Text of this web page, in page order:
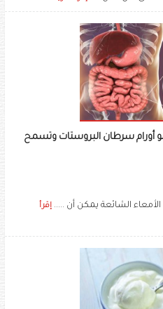
أورام سرطان البروستات وتسمح
الشائعة يمكن أن ..... إقرأ